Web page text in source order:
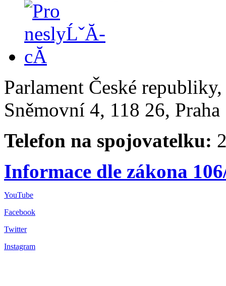
Parlament České
Sněmovní 4, 118 26,
Telefon na spojovatelku:
Informace dle zákona
YouTube
Facebook
Twitter
Instagram